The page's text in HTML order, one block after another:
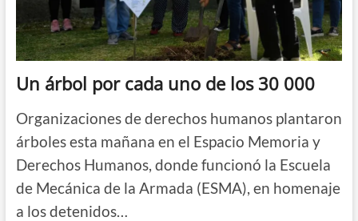
Un árbol por cada uno de los 30 000
Organizaciones de derechos humanos plantaron
árboles esta mañana en el Espacio Memoria y
Derechos Humanos, donde funcionó la Escuela
de Mecánica de la Armada (ESMA), en homenaje
a los detenidos…